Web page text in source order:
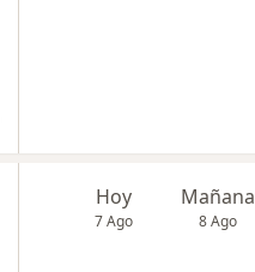
Hoy
7 Ago
Mañana
8 Ago